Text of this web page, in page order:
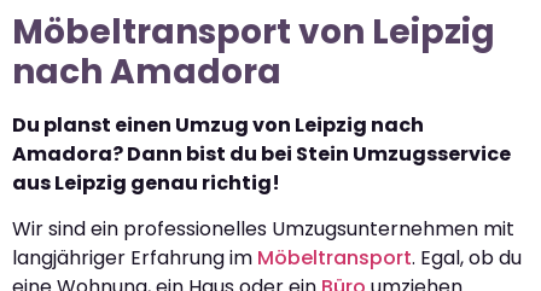
Möbeltransport von Leipzig
nach Amadora
Du planst einen Umzug von Leipzig nach
Amadora? Dann bist du bei Stein Umzugsservice
aus Leipzig genau richtig!
Wir sind ein professionelles Umzugsunternehmen mit
langjähriger Erfahrung im Möbeltransport. Egal, ob du